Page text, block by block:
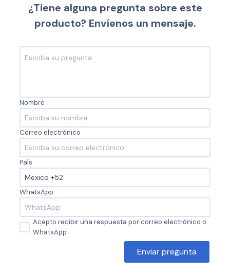
¿Tiene alguna pregunta sobre este
producto? Envíenos un mensaje.
Nombre
Correo electrónico
País
WhatsApp
Acepto recibir una respuesta por correo electrónico o
WhatsApp
Enviar pregunta